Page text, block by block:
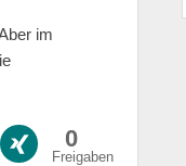
im
0
Freigaben